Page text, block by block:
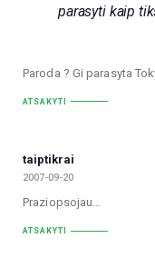
parasyti kaip
Paroda ? Gi parasyta
ATSAKYTI
taiptikrai
2007-09-20
Praziopsojau…
ATSAKYTI